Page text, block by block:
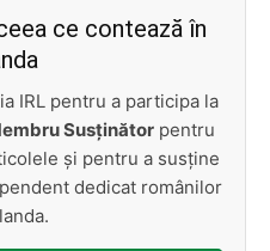
ce contează în
IRL pentru a participa la
Susținător pentru
și pentru a susține
dedicat românilor